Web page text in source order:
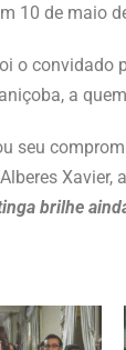
10 de maio
o
a
seu
Xavier,
brilhe